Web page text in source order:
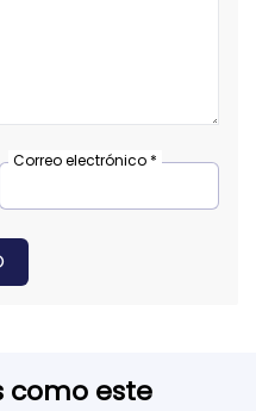
Correo electrónico *
como este